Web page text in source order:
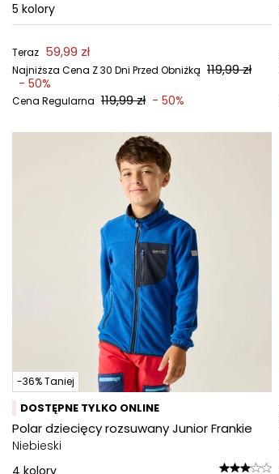
5 kolory
Teraz 59,99 zł
Najniższa Cena Z 30 Dni Przed Obniżką 119,99 zł
- 50%
Cena Regularna 119,99 zł - 50%
-36% Taniej
DOSTĘPNE TYLKO ONLINE
Polar dziecięcy rozsuwany Junior Frankie
Niebieski
4 kolory